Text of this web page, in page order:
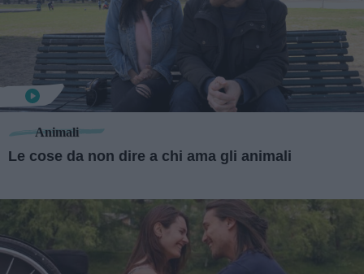
Animali
Le cose da non dire a chi ama gli animali